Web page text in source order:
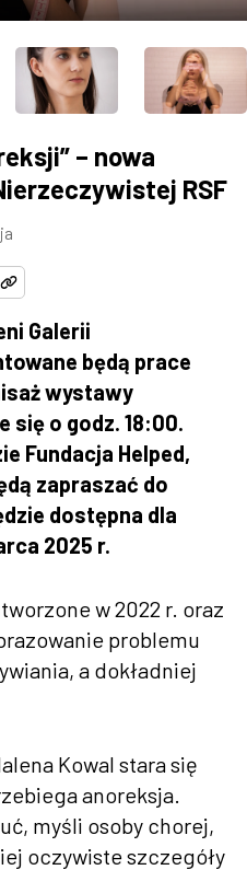
– nowa
RSF
Galerii
będą prace
wystawy
się o godz. 18:00.
Fundacja Helped,
zapraszać do
dostępna dla
2025 r.
w 2022 r. oraz
problemu
a dokładniej
Kowal stara się
anoreksja.
myśli osoby chorej,
oczywiste szczegóły